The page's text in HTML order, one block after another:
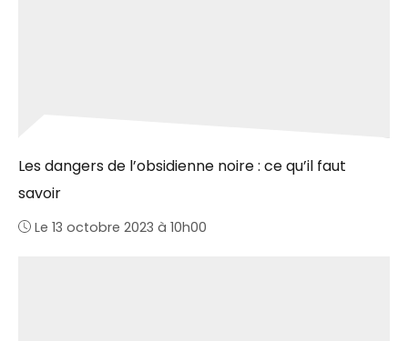
Les dangers de l’obsidienne noire : ce qu’il faut
savoir
Le 13 octobre 2023 à 10h00